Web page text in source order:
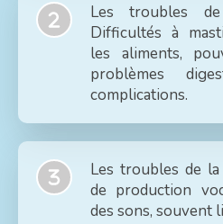
Les troubles
Difficultés à
les aliments,
problèmes
complications.
Les troubles de
de production
des sons, souvent